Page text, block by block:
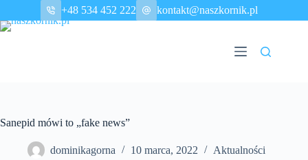
treści
+48 534 452 222 kontakt@naszkornik.pl
Sanepid mówi to „fake news”
dominikagorna 10 marca, 2022 Aktualności